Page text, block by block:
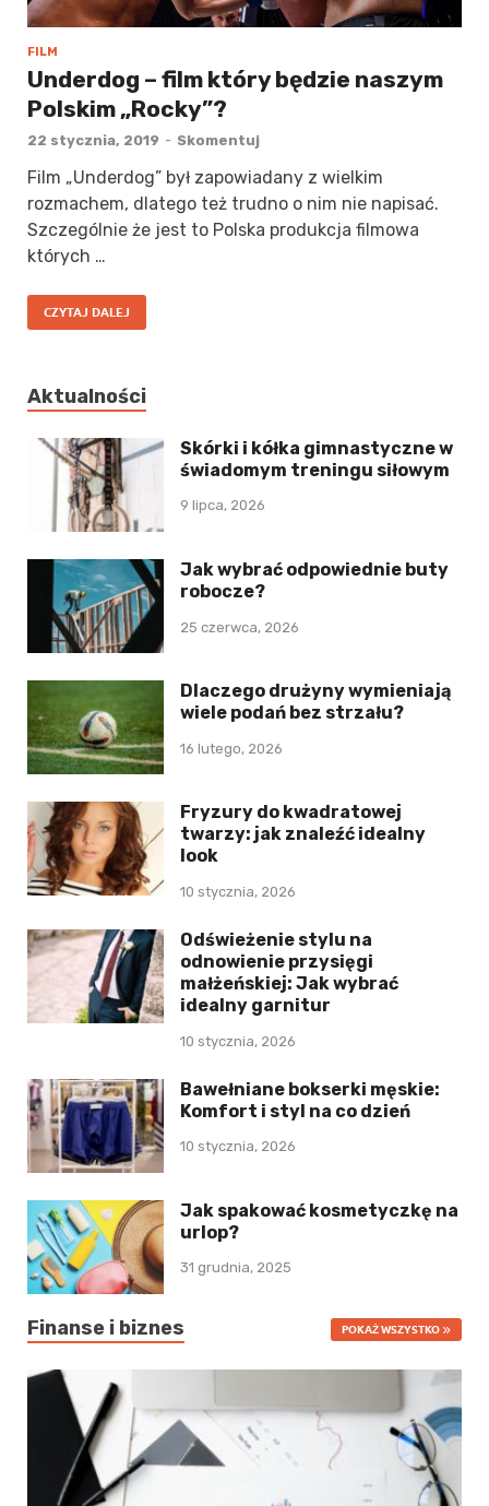
FILM
Underdog – film który będzie naszym
Polskim „Rocky”?
22 stycznia, 2019 - Skomentuj
Film „Underdog” był zapowiadany z wielkim
rozmachem, dlatego też trudno o nim nie napisać.
Szczególnie że jest to Polska produkcja filmowa
których …
CZYTAJ DALEJ
Aktualności
Skórki i kółka gimnastyczne w
świadomym treningu siłowym
9 lipca, 2026
Jak wybrać odpowiednie buty
robocze?
25 czerwca, 2026
Dlaczego drużyny wymieniają
wiele podań bez strzału?
16 lutego, 2026
Fryzury do kwadratowej
twarzy: jak znaleźć idealny
look
10 stycznia, 2026
Odświeżenie stylu na
odnowienie przysięgi
małżeńskiej: Jak wybrać
idealny garnitur
10 stycznia, 2026
Bawełniane bokserki męskie:
Komfort i styl na co dzień
10 stycznia, 2026
Jak spakować kosmetyczkę na
urlop?
31 grudnia, 2025
Finanse i biznes POKAŻ WSZYSTKO